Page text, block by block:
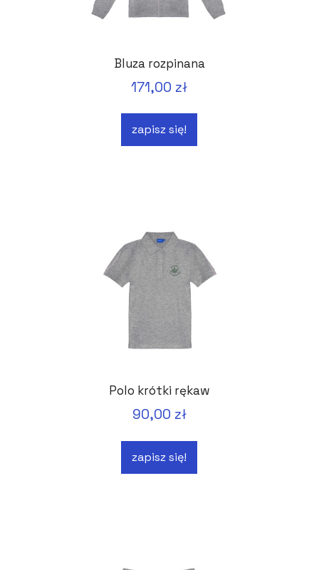
Bluza rozpinana
171,00 zł
zapisz się!
Polo krótki rękaw
90,00 zł
zapisz się!